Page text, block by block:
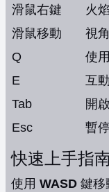
滑鼠右鍵
火
滑鼠移動
視
Q
使
E
互
Tab
開
Esc
暫
快速上手指
使用 WASD 鍵移